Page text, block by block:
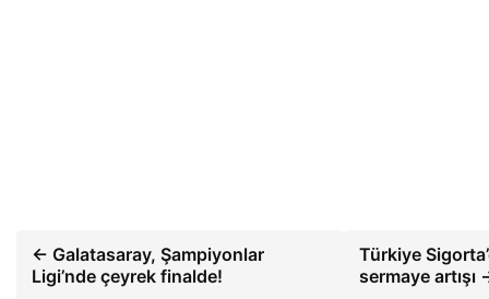
← Galatasaray, Şampiyonlar
Ligi’nde çeyrek finalde!
Türkiye
sermaye artışı